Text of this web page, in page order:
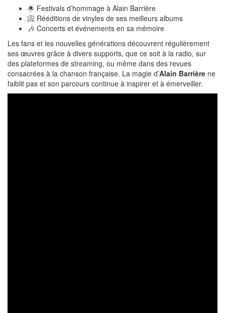
🌟 Festivals d’hommage à Alain Barrière
📀 Rééditions de vinyles de ses meilleurs albums
🎶 Concerts et événements en sa mémoire
Les fans et les nouvelles générations découvrent régulièrement
ses œuvres grâce à divers supports, que ce soit à la radio, sur
des plateformes de streaming, ou même dans des revues
consacrées à la chanson française. La magie d’Alain Barrière ne
faiblit pas et son parcours continue à inspirer et à émerveiller.